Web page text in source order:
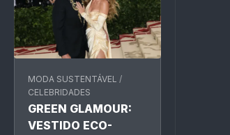
MODA SUSTENTÁVEL /
CELEBRIDADES
GREEN GLAMOUR:
VESTIDO ECO-